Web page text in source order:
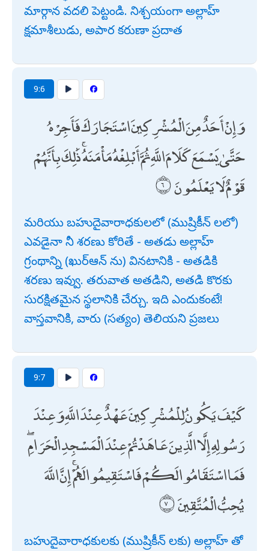
మార్గాన వదలి పెట్టండి. నిశ్చయంగా అల్లాహ్
క్షమాశీలుడు, అపార కరుణా ప్రదాత
9:6
وَإِنْ أَحَدٌ مِنَ الْمُشْرِكِينَ اسْتَجَارَكَ فَأَجِرْهُ
حَتَّىٰ يَسْمَعَ كَلَامَ اللَّهِ ثُمَّ أَبْلِغْهُ مَأْمَنَهُ ۚ ذَٰلِكَ بِأَنَّهُمْ
قَوْمٌ لَا يَعْلَمُونَ
మరియు బహుదైవారాధకులలో (ముష్రికీన్ లలో)
ఎవడైనా నీ శరణు కోరితే - అతడు అల్లాహ్
గ్రంథాన్ని (ఖుర్ఆన్ ను) వినటానికి - అతడికి
శరణు ఇవ్వు. తరువాత అతడిని, అతడి కొరకు
సురక్షితమైన స్థలానికి చేర్చు. ఇది ఎందుకంటే!
వాస్తవానికి, వారు (సత్యం) తెలియని ప్రజలు
9:7
كَيْفَ يَكُونُ لِلْمُشْرِكِينَ عَهْدٌ عِنْدَ اللَّهِ وَعِنْدَ
رَسُولِهِ إِلَّا الَّذِينَ عَاهَدْتُمْ عِنْدَ الْمَسْجِدِ الْحَرَامِ ۖ
فَمَا اسْتَقَامُوا لَكُمْ فَاسْتَقِيمُوا لَهُمْ ۚ إِنَّ اللَّهَ
يُحِبُّ الْمُتَّقِينَ
బహుదైవారాధకులకు (ముష్రికీన్ లకు) అల్లాహ్ తో